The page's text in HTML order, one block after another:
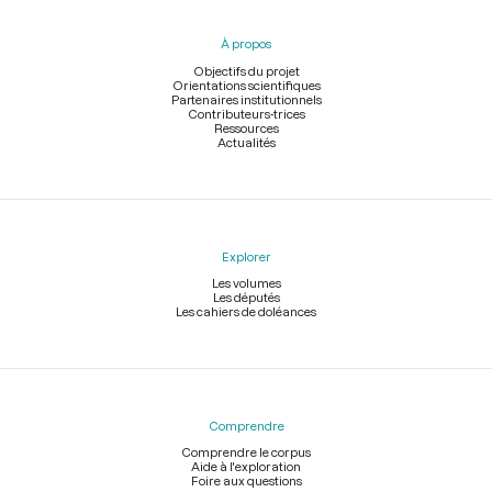
À propos
Objectifs du projet
Orientations scientifiques
Partenaires institutionnels
Contributeurs-trices
Ressources
Actualités
Explorer
Les volumes
Les députés
Les cahiers de doléances
Comprendre
Comprendre le corpus
Aide à l'exploration
Foire aux questions